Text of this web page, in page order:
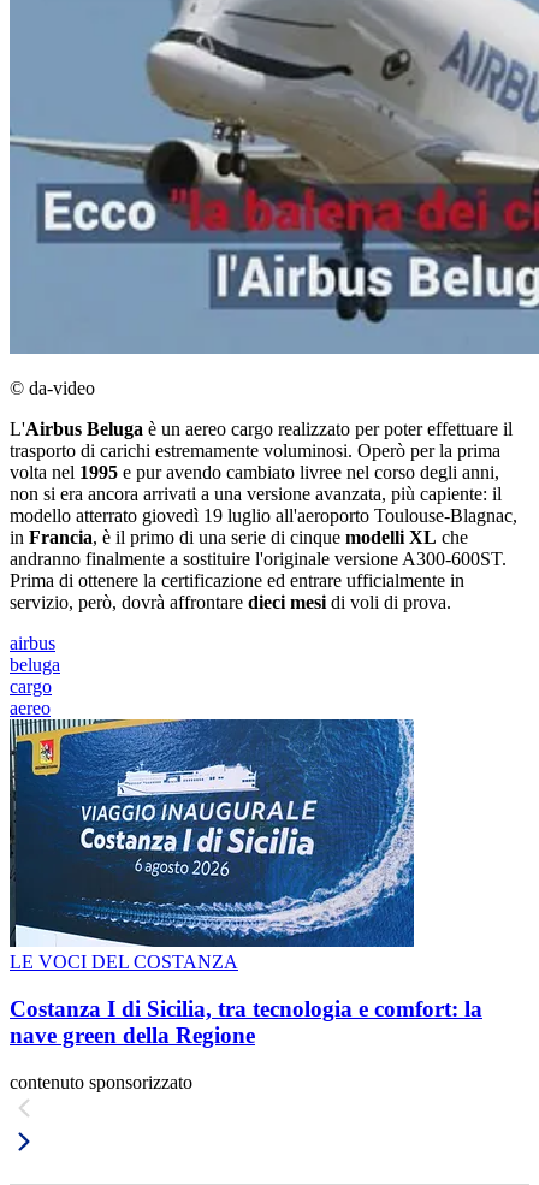
© da-video
L'Airbus Beluga è un aereo cargo realizzato per poter effettuare il
trasporto di carichi estremamente voluminosi. Operò per la prima
volta nel 1995 e pur avendo cambiato livree nel corso degli anni,
non si era ancora arrivati a una versione avanzata, più capiente: il
modello atterrato giovedì 19 luglio all'aeroporto Toulouse-Blagnac,
in Francia, è il primo di una serie di cinque modelli XL che
andranno finalmente a sostituire l'originale versione A300-600ST.
Prima di ottenere la certificazione ed entrare ufficialmente in
servizio, però, dovrà affrontare dieci mesi di voli di prova.
airbus
beluga
cargo
aereo
LE VOCI DEL COSTANZA
Costanza I di Sicilia, tra tecnologia e comfort: la
nave green della Regione
contenuto sponsorizzato